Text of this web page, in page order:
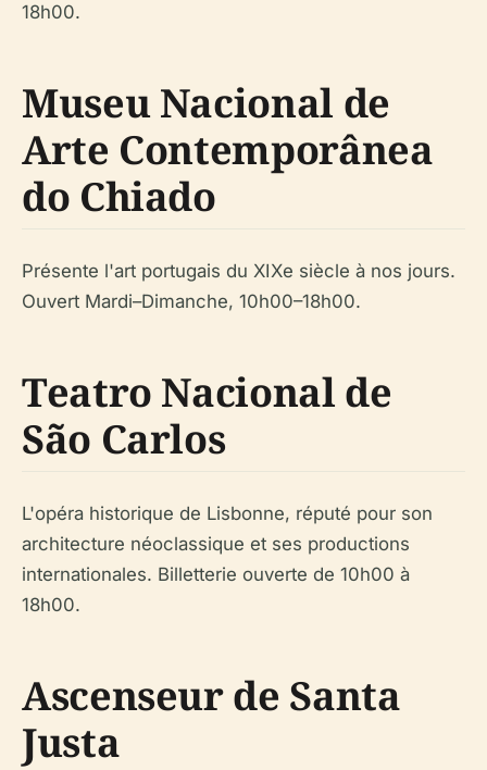
18h00.
Museu Nacional de
Arte Contemporânea
do Chiado
Présente l'art portugais du XIXe siècle à nos jours.
Ouvert Mardi–Dimanche, 10h00–18h00.
Teatro Nacional de
São Carlos
L'opéra historique de Lisbonne, réputé pour son
architecture néoclassique et ses productions
internationales. Billetterie ouverte de 10h00 à
18h00.
Ascenseur de Santa
Justa